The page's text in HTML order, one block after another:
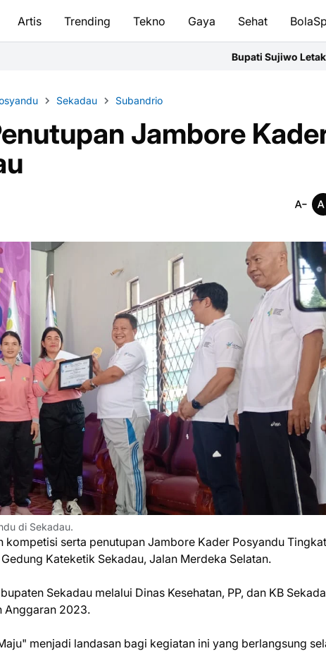
Artis Trending Tekno Gaya Sehat
Bupati Sujiwo Letakkan Batu Pertama
Sekadau Subandrio
Jambore
di Sekadau.
kompetisi serta penutupan Jambore Kader Posyandu Tingkat
Kateketik Sekadau, Jalan Merdeka Selatan.
Sekadau melalui Dinas Kesehatan, PP, dan KB
Anggaran 2023.
menjadi landasan bagi kegiatan ini yang berlangsung